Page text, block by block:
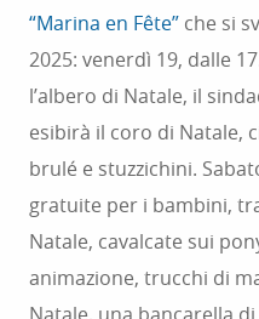
“Marina en Fête” che si
2025: venerdì 19, dalle
l’albero di Natale, il
esibirà il coro di Natale,
brulé e stuzzichini.
gratuite per i bambini,
Natale, cavalcate sui
animazione, trucchi di